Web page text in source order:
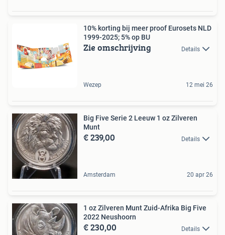
10% korting bij meer proof Eurosets NLD
1999-2025; 5% op BU
Zie omschrijving Details
Wezep 12 mei 26
Big Five Serie 2 Leeuw 1 oz Zilveren
Munt
€ 239,00 Details
Amsterdam 20 apr 26
1 oz Zilveren Munt Zuid-Afrika Big Five
2022 Neushoorn
€ 230,00 Details